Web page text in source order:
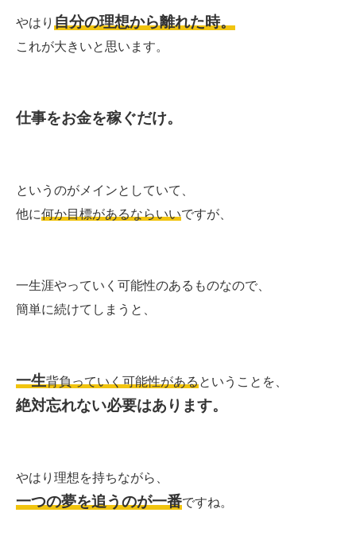
やはり 自分の理想から離れた時。
これが大きいと思います。
仕事をお金を稼ぐだけ。
というのがメインとしていて、
他に何か目標があるならいいですが、
一生涯やっていく可能性のあるものなので、
簡単に続けてしまうと、
一生背負っていく可能性があるということを、
絶対忘れない必要はあります。
やはり理想を持ちながら、
一つの夢を追うのが一番ですね。